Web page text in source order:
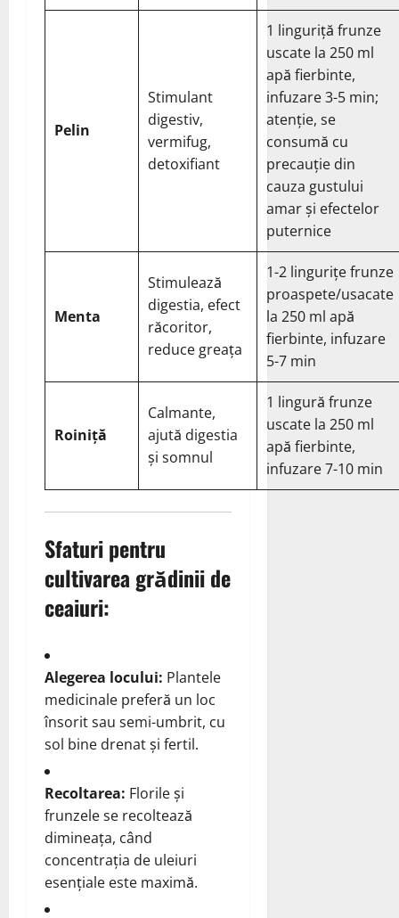
Pelin
Stimulant
digestiv,
vermifug,
detoxifiant
1 linguriță frunze
uscate la 250 ml
apă fierbinte,
infuzare 3-5 min;
atenție, se
consumă cu
precauție din
cauza gustului
amar și efectelor
puternice
Menta
Stimulează
digestia, efect
răcoritor,
reduce greața
1-2 lingurițe frunze
proaspete/usacate
la 250 ml apă
fierbinte, infuzare
5-7 min
Roiniță
Calmante,
ajută digestia
și somnul
1 lingură frunze
uscate la 250 ml
apă fierbinte,
infuzare 7-10 min
Sfaturi pentru
cultivarea grădinii de
ceaiuri:
Alegerea locului: Plantele
medicinale preferă un loc
însorit sau semi-umbrit, cu
sol bine drenat și fertil.
Recoltarea: Florile și
frunzele se recoltează
dimineața, când
concentrația de uleiuri
esențiale este maximă.